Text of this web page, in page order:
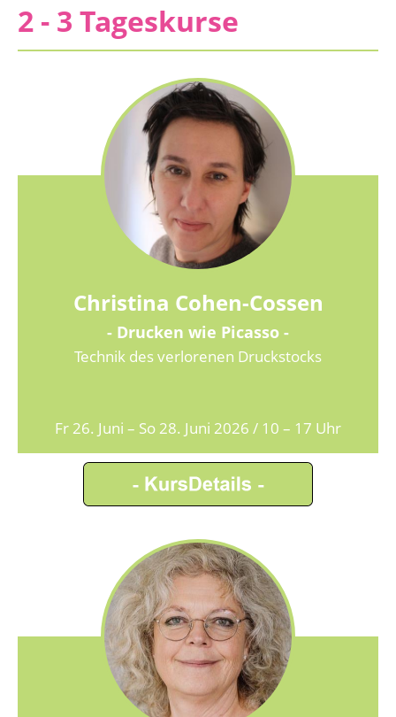
2 - 3 Tageskurse
Christina Cohen-Cossen
- Drucken wie Picasso -
Technik des verlorenen Druckstocks
Fr 26. Juni – So 28. Juni 2026 / 10 – 17 Uhr